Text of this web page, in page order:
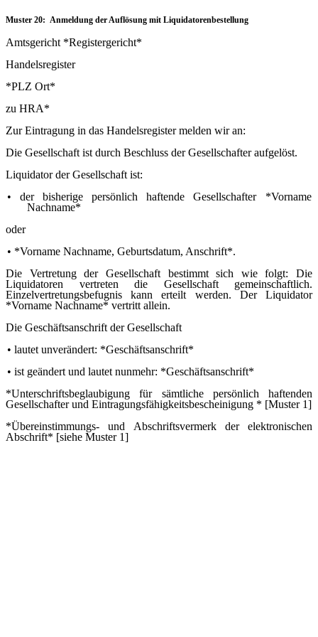
Muster 20: Anmeldung der Auflösung mit Liquidatorenbestellung
Amtsgericht *Registergericht*
Handelsregister
*PLZ Ort*
zu HRA*
Zur Eintragung in das Handelsregister melden wir an:
Die Gesellschaft ist durch Beschluss der Gesellschafter aufgelöst.
Liquidator der Gesellschaft ist:
• der bisherige persönlich haftende Gesellschafter *Vorname
Nachname*
oder
• *Vorname Nachname, Geburtsdatum, Anschrift*.
Die Vertretung der Gesellschaft bestimmt sich wie folgt: Die
Liquidatoren vertreten die Gesellschaft gemeinschaftlich.
Einzelvertretungsbefugnis kann erteilt werden. Der Liquidator
*Vorname Nachname* vertritt allein.
Die Geschäftsanschrift der Gesellschaft
• lautet unverändert: *Geschäftsanschrift*
• ist geändert und lautet nunmehr: *Geschäftsanschrift*
*Unterschriftsbeglaubigung für sämtliche persönlich haftenden
Gesellschafter und Eintragungsfähigkeitsbescheinigung * [Muster 1]
*Übereinstimmungs- und Abschriftsvermerk der elektronischen
Abschrift* [siehe Muster 1]